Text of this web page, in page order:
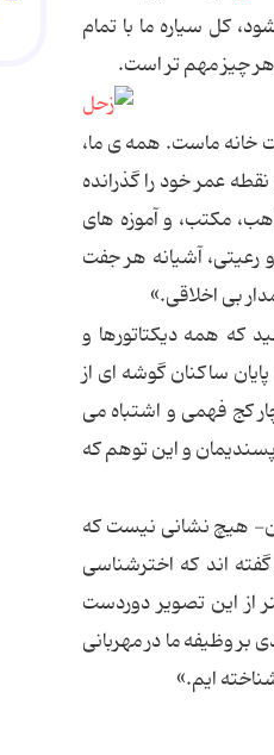
کل سیاره ما با تمام
چیز مهم تر است.
خانه ماست. همه ی ما،
عمر خود را گذرانده
مکتب، و آموزه های
رعیتی، آشیانه هر جفت
بی اخلاقی.»
که همه دیکتاتورها و
ساکنان گوشه ای از
کج فهمی و اشتباه می
و این توهم که
هیچ نشانی نیست که
اند که اخترشناسی
از این تصویر دوردست
بر وظیفه ما در مهربانی
ایم.»